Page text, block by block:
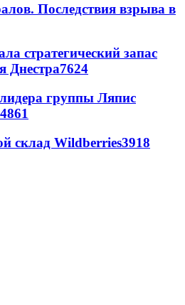
Последствия взрыва в
стратегический запас
Днестра7624
группы Ляпис
4861
склад Wildberries3918